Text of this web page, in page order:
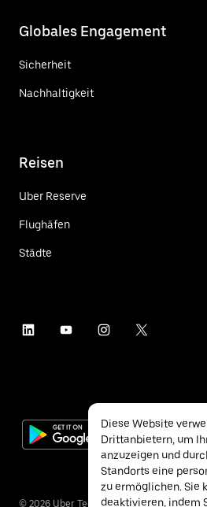
Globales Engagement
Sicherheit
Nachhaltigkeit
Reisen
Uber Reserve
Flughäfen
Städte
© 2026 Uber Technologies Inc.
Diese Website
Drittanbietern, um
anzuzeigen und
Standorts eine
zu ermöglichen. Sie
deaktivieren, indem